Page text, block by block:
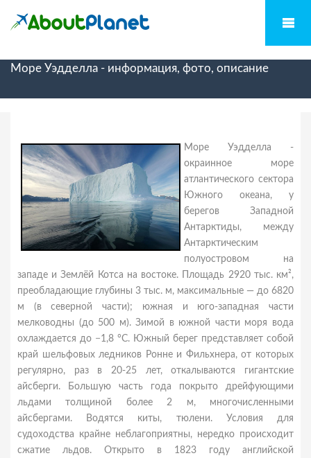
Море Уэдделла - информация, фото, описание
Море Уэдделла -
окраинное море
атлантического сектора
Южного океана, у
берегов Западной
Антарктиды, между
Антарктическим
полуостровом на
западе и Землёй Котса на востоке. Площадь 2920 тыс. км²,
преобладающие глубины 3 тыс. м, максимальные — до 6820
м (в северной части); южная и юго-западная части
мелководны (до 500 м). Зимой в южной части моря вода
охлаждается до −1,8 °С. Южный берег представляет собой
край шельфовых ледников Ронне и Фильхнера, от которых
регулярно, раз в 20-25 лет, откалываются гигантские
айсберги. Большую часть года покрыто дрейфующими
льдами толщиной более 2 м, многочисленными
айсбергами. Водятся киты, тюлени. Условия для
судоходства крайне неблагоприятны, нередко происходит
сжатие льдов. Открыто в 1823 году английской